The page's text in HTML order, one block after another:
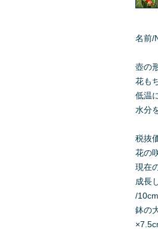
名前/
壺の
花も
低温
水分
税抜
花の
現在
成長
/
鉢の